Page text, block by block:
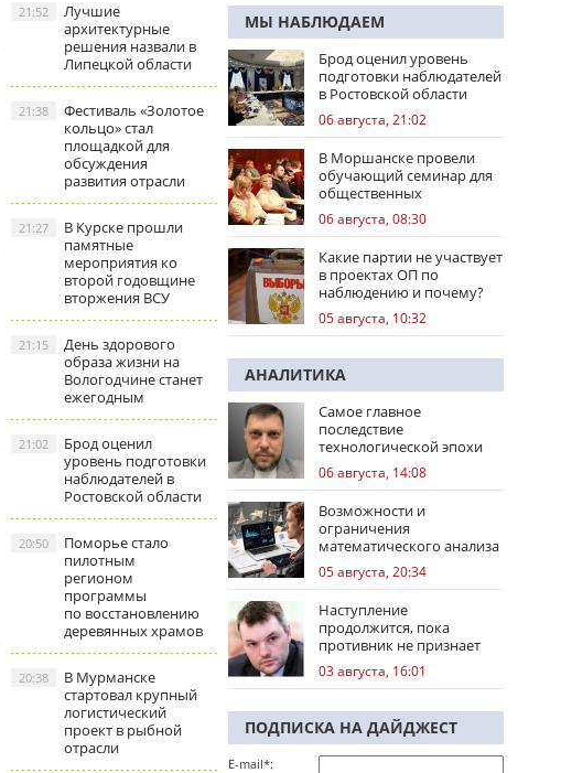
Лучшие
архитектурные
решения назвали в
Липецкой области
21:52
Фестиваль «Золотое
кольцо» стал
площадкой для
обсуждения
развития отрасли
21:38
В Курске прошли
памятные
мероприятия ко
второй годовщине
вторжения ВСУ
21:27
День здорового
образа жизни на
Вологодчине станет
ежегодным
21:15
Брод оценил
уровень подготовки
наблюдателей в
Ростовской области
21:02
Поморье стало
пилотным
регионом
программы
по восстановлению
деревянных храмов
20:50
В Мурманске
стартовал крупный
логистический
проект в рыбной
отрасли
20:38
МЫ НАБЛЮДАЕМ
Брод оценил уровень
подготовки наблюдателей
в Ростовской области
06 августа, 21:02
В Моршанске провели
обучающий семинар для
общественных
наблюдателей
06 августа, 08:30
Какие партии не участвует
в проектах ОП по
наблюдению и почему?
05 августа, 10:32
АНАЛИТИКА
Самое главное
последствие
технологической эпохи
06 августа, 14:08
Возможности и
ограничения
математического анализа
избирательных кампаний
05 августа, 20:34
Наступление
продолжится, пока
противник не признает
стратегическое
поражение
03 августа, 16:01
ПОДПИСКА НА ДАЙДЖЕСТ
E-mail*: